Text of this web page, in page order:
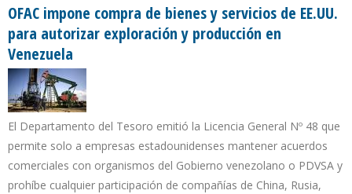
OFAC impone compra de bienes y servicios de EE.UU.
para autorizar exploración y producción en
Venezuela
El Departamento del Tesoro emitió la Licencia General Nº 48 que
permite solo a empresas estadounidenses mantener acuerdos
comerciales con organismos del Gobierno venezolano o PDVSA y
prohíbe cualquier participación de compañías de China, Rusia,